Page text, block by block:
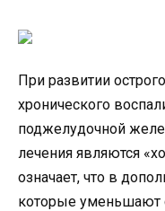
При развитии
хронического
поджелудочной
лечения являются
означает, что в
которые уменьшают